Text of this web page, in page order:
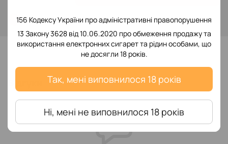
156 Кодексу України про адміністративні правопорушення
13 Закону 3628 від 10.06.2020 про обмеження продажу та
використання електронних сигарет та рідин особами, що
не досягли 18 років.
Так, мені виповнилося 18 років
Ні, мені не виповнилося 18 років
% Увійтидля відображення накопичувальної знижки
До обраного